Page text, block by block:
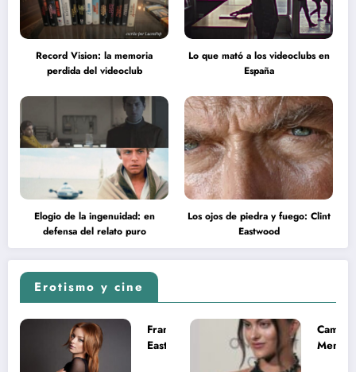
Record Vision: la memoria
perdida del videoclub
Lo que mató a los videoclubs en
España
Elogio de la ingenuidad: en
defensa del relato puro
Los ojos de piedra y fuego: Clint
Eastwood
Erotismo y cine
Francesca
Eastwood y
Camila
Mendes